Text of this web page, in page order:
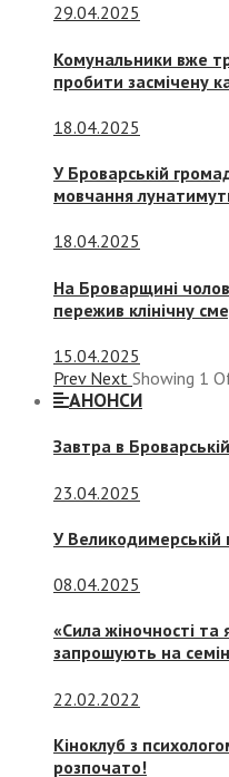
29.04.2025
Комунальники вже
пробити засмічену
18.04.2025
У Броварській
мовчання
18.04.2025
На Броварщині
пережив клінічну
15.04.2025
Prev Next Showing 1
АНОНСИ
Завтра в
23.04.2025
У Великодимерській
08.04.2025
«Сила жіночності та
запрошують на
22.02.2022
Кіноклуб з
розпочато!